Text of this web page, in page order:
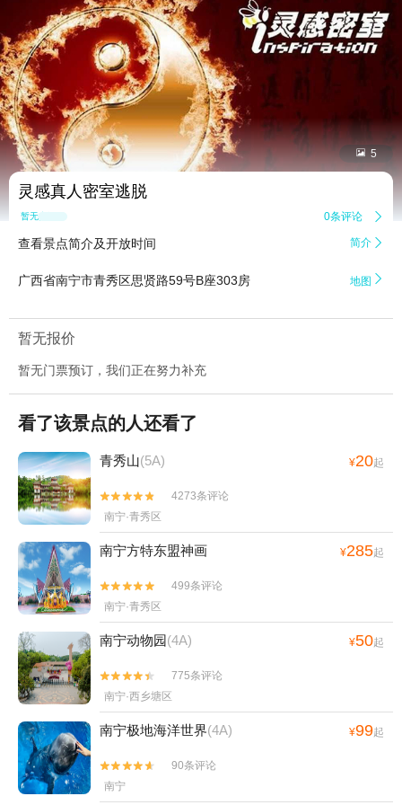
 5
灵感真人密室逃脱
暂无点评 0条评论 
查看景点简介及开放时间 简介 
广西省南宁市青秀区思贤路59号B座303房 地图 
暂无报价
暂无门票预订，我们正在努力补充
看了该景点的人还看了
青秀山(5A) ¥20起


4273条评论
南宁·青秀区
南宁方特东盟神画 ¥285起


499条评论
南宁·青秀区
南宁动物园(4A) ¥50起


775条评论
南宁·西乡塘区
南宁极地海洋世界(4A) ¥99起


90条评论
南宁
